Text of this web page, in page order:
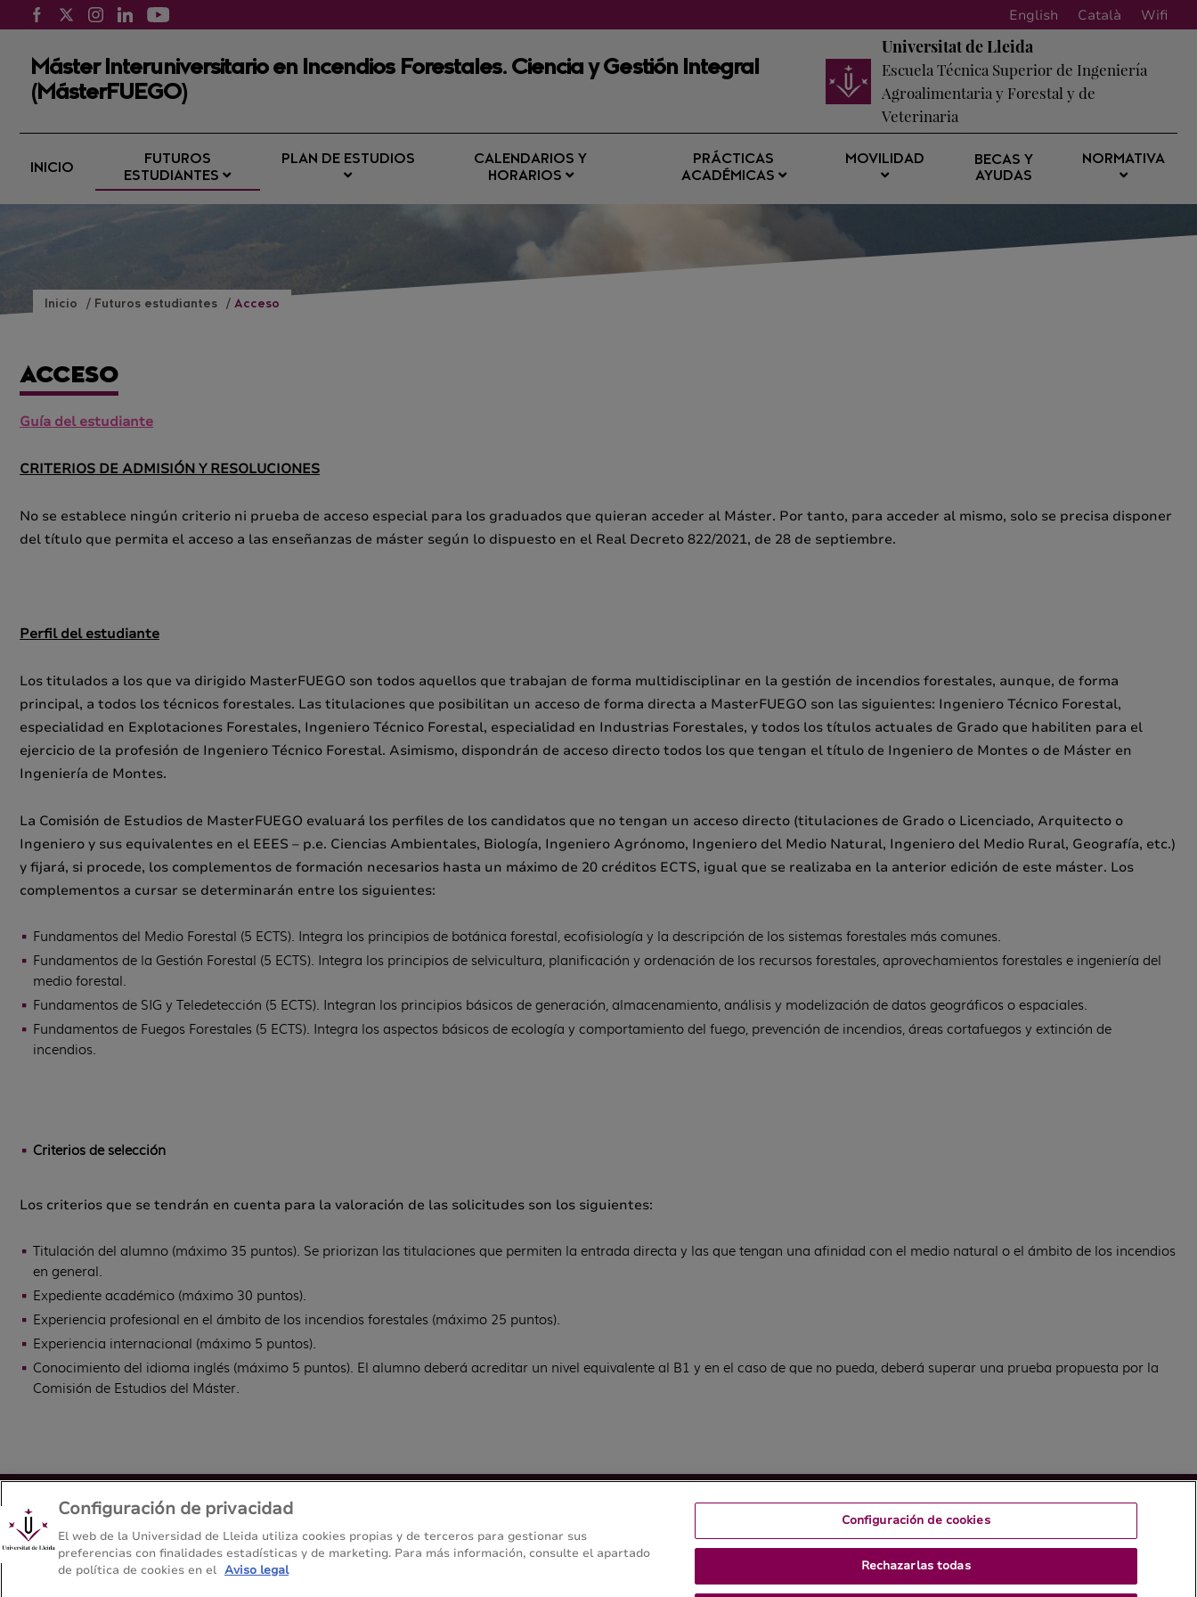
English Català Wifi
Máster Interuniversitario en Incendios Forestales. Ciencia y Gestión Integral
(MásterFUEGO)
Universitat de Lleida
Escuela Técnica Superior de Ingeniería
Agroalimentaria y Forestal y de
Veterinaria
INICIO
FUTUROS
ESTUDIANTES
PLAN DE ESTUDIOS
CALENDARIOS Y
HORARIOS
PRÁCTICAS
ACADÉMICAS
MOVILIDAD
BECAS Y
AYUDAS
NORMATIVA
Inicio Futuros estudiantes Acceso
ACCESO
Guía del estudiante
CRITERIOS DE ADMISIÓN Y RESOLUCIONES
No se establece ningún criterio ni prueba de acceso especial para los graduados que quieran acceder al Máster. Por tanto, para acceder al mismo, solo se precisa disponer
del título que permita el acceso a las enseñanzas de máster según lo dispuesto en el Real Decreto 822/2021, de 28 de septiembre.
Perfil del estudiante
Los titulados a los que va dirigido MasterFUEGO son todos aquellos que trabajan de forma multidisciplinar en la gestión de incendios forestales, aunque, de forma
principal, a todos los técnicos forestales. Las titulaciones que posibilitan un acceso de forma directa a MasterFUEGO son las siguientes: Ingeniero Técnico Forestal,
especialidad en Explotaciones Forestales, Ingeniero Técnico Forestal, especialidad en Industrias Forestales, y todos los títulos actuales de Grado que habiliten para el
ejercicio de la profesión de Ingeniero Técnico Forestal. Asimismo, dispondrán de acceso directo todos los que tengan el título de Ingeniero de Montes o de Máster en
Ingeniería de Montes.
La Comisión de Estudios de MasterFUEGO evaluará los perfiles de los candidatos que no tengan un acceso directo (titulaciones de Grado o Licenciado, Arquitecto o
Ingeniero y sus equivalentes en el EEES – p.e. Ciencias Ambientales, Biología, Ingeniero Agrónomo, Ingeniero del Medio Natural, Ingeniero del Medio Rural, Geografía, etc.)
y fijará, si procede, los complementos de formación necesarios hasta un máximo de 20 créditos ECTS, igual que se realizaba en la anterior edición de este máster. Los
complementos a cursar se determinarán entre los siguientes:
Fundamentos del Medio Forestal (5 ECTS). Integra los principios de botánica forestal, ecofisiología y la descripción de los sistemas forestales más comunes.
Fundamentos de la Gestión Forestal (5 ECTS). Integra los principios de selvicultura, planificación y ordenación de los recursos forestales, aprovechamientos forestales e ingeniería del
medio forestal.
Fundamentos de SIG y Teledetección (5 ECTS). Integran los principios básicos de generación, almacenamiento, análisis y modelización de datos geográficos o espaciales.
Fundamentos de Fuegos Forestales (5 ECTS). Integra los aspectos básicos de ecología y comportamiento del fuego, prevención de incendios, áreas cortafuegos y extinción de
incendios.
Criterios de selección
Los criterios que se tendrán en cuenta para la valoración de las solicitudes son los siguientes:
Titulación del alumno (máximo 35 puntos). Se priorizan las titulaciones que permiten la entrada directa y las que tengan una afinidad con el medio natural o el ámbito de los incendios
en general.
Expediente académico (máximo 30 puntos).
Experiencia profesional en el ámbito de los incendios forestales (máximo 25 puntos).
Experiencia internacional (máximo 5 puntos).
Conocimiento del idioma inglés (máximo 5 puntos). El alumno deberá acreditar un nivel equivalente al B1 y en el caso de que no pueda, deberá superar una prueba propuesta por la
Comisión de Estudios del Máster.
Máster Interuniversitario en Incendios Forestales. Ciencia y Gestión
Integral (MásterFUEGO)
Escuela Técnica Superior de Ingeniería Agroalimentaria y Forestal y de Veterinaria -
Configuración de privacidad
El web de la Universidad de Lleida utiliza cookies propias y de terceros para gestionar sus
preferencias con finalidades estadísticas y de marketing. Para más información, consulte el apartado
de política de cookies en el Aviso legal
Configuración de cookies
Rechazarlas todas